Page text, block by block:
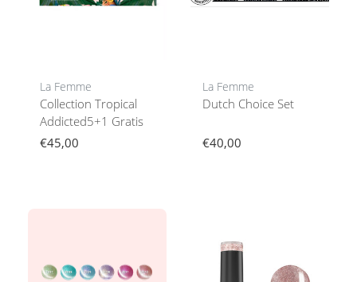
La Femme
Collection Tropical
Addicted5+1 Gratis
€45,00
La Femme
Dutch Choice Set
€40,00